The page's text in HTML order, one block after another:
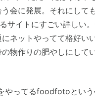
会に発展。それにして
サイトにすごい詳しい
ネットやってて格好い
物作りの肥やしにして
やってるfoodfotoとい